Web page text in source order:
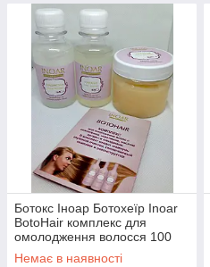
Ботокс Іноар Ботохеїр Inoar
BotoHair комплекс для
омолодження волосся 100
мл
Немає в наявності